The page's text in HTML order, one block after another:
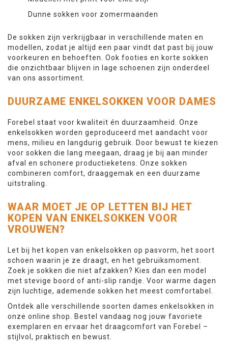
Dunne sokken voor zomermaanden
De sokken zijn verkrijgbaar in verschillende maten en
modellen, zodat je altijd een paar vindt dat past bij jouw
voorkeuren en behoeften. Ook footies en korte sokken
die onzichtbaar blijven in lage schoenen zijn onderdeel
van ons assortiment.
DUURZAME ENKELSOKKEN VOOR DAMES
Forebel staat voor kwaliteit én duurzaamheid. Onze
enkelsokken worden geproduceerd met aandacht voor
mens, milieu en langdurig gebruik. Door bewust te kiezen
voor sokken die lang meegaan, draag je bij aan minder
afval en schonere productieketens. Onze sokken
combineren comfort, draaggemak en een duurzame
uitstraling.
WAAR MOET JE OP LETTEN BIJ HET
KOPEN VAN ENKELSOKKEN VOOR
VROUWEN?
Let bij het kopen van enkelsokken op pasvorm, het soort
schoen waarin je ze draagt, en het gebruiksmoment.
Zoek je sokken die niet afzakken? Kies dan een model
met stevige boord of anti-slip randje. Voor warme dagen
zijn luchtige, ademende sokken het meest comfortabel.
Ontdek alle verschillende soorten dames enkelsokken in
onze online shop. Bestel vandaag nog jouw favoriete
exemplaren en ervaar het draagcomfort van Forebel –
stijlvol, praktisch en bewust.